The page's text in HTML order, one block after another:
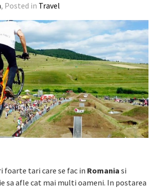
, Posted in Travel
foarte tari care se fac in Romania si
sa afle cat mai multi oameni. In postarea